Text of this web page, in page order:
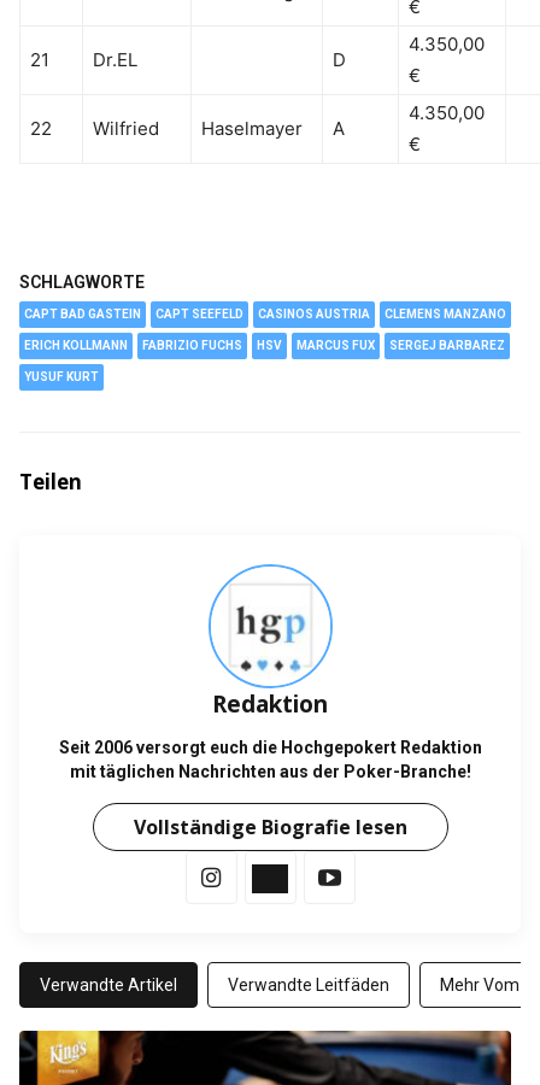
€
21 Dr.EL D
4.350,00
€
22 Wilfried Haselmayer A
4.350,00
€
SCHLAGWORTE
CAPT BAD GASTEIN CAPT SEEFELD CASINOS AUSTRIA CLEMENS MANZANO
ERICH KOLLMANN FABRIZIO FUCHS HSV MARCUS FUX SERGEJ BARBAREZ
YUSUF KURT
Teilen
Redaktion
Seit 2006 versorgt euch die Hochgepokert Redaktion
mit täglichen Nachrichten aus der Poker-Branche!
Vollständige Biografie lesen
Verwandte Artikel Verwandte Leitfäden Mehr Vom